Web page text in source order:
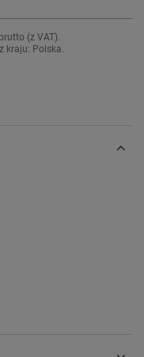
(z VAT).
kraju: Polska.